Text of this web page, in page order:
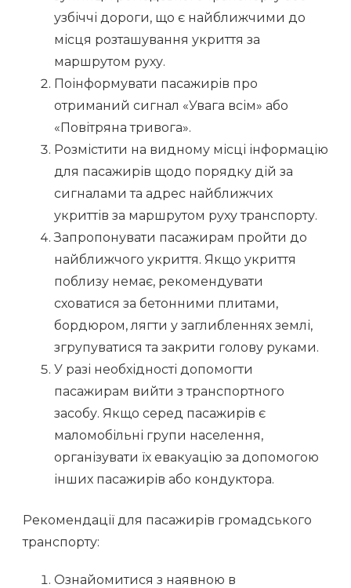
узбіччі дороги, що є найближчими до
місця розташування укриття за
маршрутом руху.
Поінформувати пасажирів про
отриманий сигнал «Увага всім» або
«Повітряна тривога».
Розмістити на видному місці інформацію
для пасажирів щодо порядку дій за
сигналами та адрес найближчих
укриттів за маршрутом руху транспорту.
Запропонувати пасажирам пройти до
найближчого укриття. Якщо укриття
поблизу немає, рекомендувати
сховатися за бетонними плитами,
бордюром, лягти у заглибленнях землі,
згрупуватися та закрити голову руками.
У разі необхідності допомогти
пасажирам вийти з транспортного
засобу. Якщо серед пасажирів є
маломобільні групи населення,
організувати їх евакуацію за допомогою
інших пасажирів або кондуктора.
Рекомендації для пасажирів громадського
транспорту:
Ознайомитися з наявною в